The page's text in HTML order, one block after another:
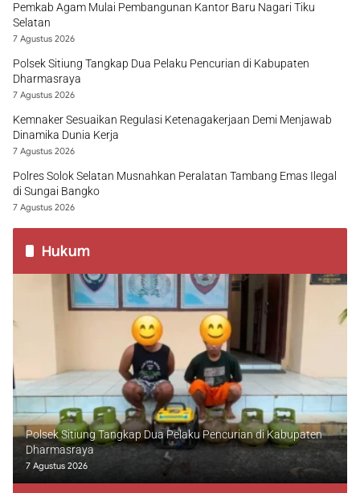
Pemkab Agam Mulai Pembangunan Kantor Baru Nagari Tiku
Selatan
7 Agustus 2026
Polsek Sitiung Tangkap Dua Pelaku Pencurian di Kabupaten
Dharmasraya
7 Agustus 2026
Kemnaker Sesuaikan Regulasi Ketenagakerjaan Demi Menjawab
Dinamika Dunia Kerja
7 Agustus 2026
Polres Solok Selatan Musnahkan Peralatan Tambang Emas Ilegal
di Sungai Bangko
7 Agustus 2026
Hukum
Polsek Sitiung Tangkap Dua Pelaku Pencurian di Kabupaten
Dharmasraya
7 Agustus 2026